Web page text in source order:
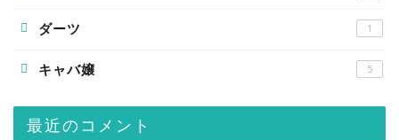
ダーツ 1
キャバ嬢 5
最近のコメント